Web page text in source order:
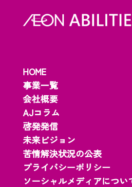
HOME
事業一覧
会社概要
AJコラム
啓発発信
未来ビジョン
苦情解決状況の公表
プライバシーポリシー
ソーシャルメディアについ